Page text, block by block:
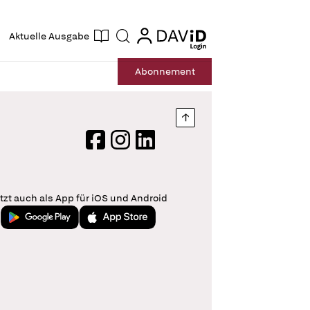
Aktuelle Ausgabe Suche login
login
Abonnement
Nach oben springen
FacebookInstagram
LinkedIn
auch als App für iOS und Android
Jetzt bei Google PlayLaden im App Store